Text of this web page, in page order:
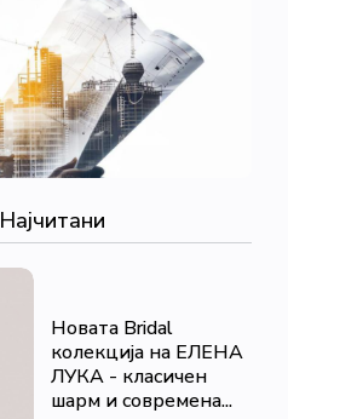
Најчитани
Новата Bridal
колекција на ЕЛЕНА
ЛУКА - класичен
шарм и современа...